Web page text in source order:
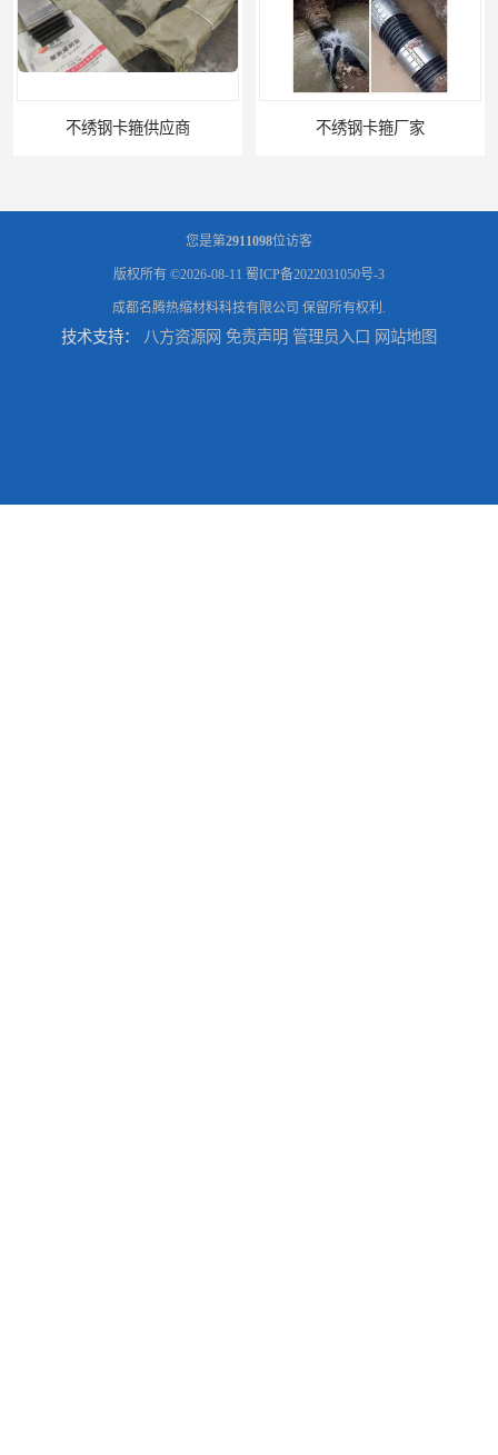
不绣钢卡箍供应商 不绣钢卡箍厂家
您是第2911098位访客
版权所有 ©2026-08-11 蜀ICP备2022031050号-3
成都名腾热缩材料科技有限公司 保留所有权利.
技术支持： 八方资源网 免责声明 管理员入口 网站地图